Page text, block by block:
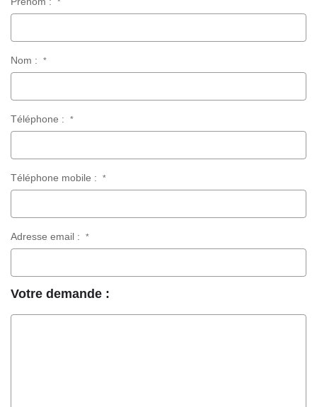
*
Nom : *
Téléphone : *
Téléphone mobile : *
Adresse email : *
Votre demande :